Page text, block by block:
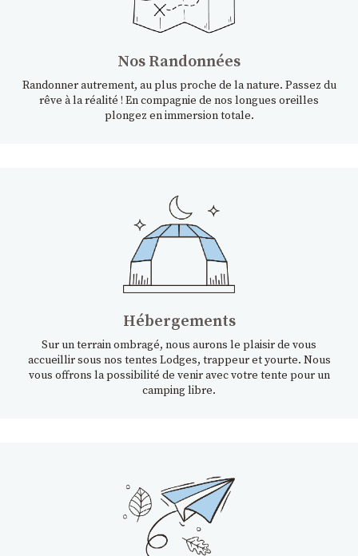
Nos Randonnées
Randonner autrement, au plus proche de la nature. Passez du
rêve à la réalité ! En compagnie de nos longues oreilles
plongez en immersion totale.
Hébergements
Sur un terrain ombragé, nous aurons le plaisir de vous
accueillir sous nos tentes Lodges, trappeur et yourte. Nous
vous offrons la possibilité de venir avec votre tente pour un
camping libre.